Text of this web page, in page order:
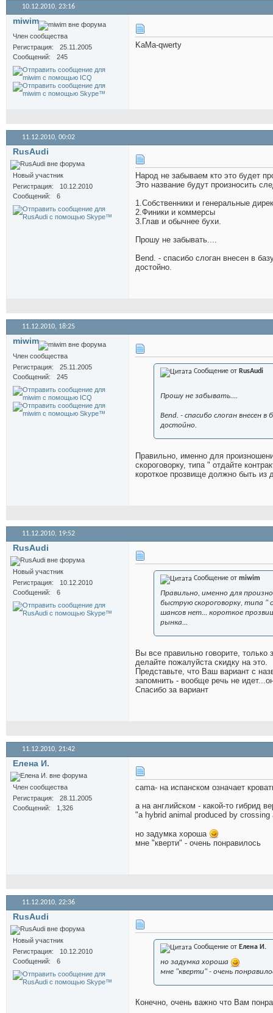
10.12.2010, 23:16
miwim
Член сообщества
Регистрация
25.11.2005
Сообщений
245
KaMa-qwerty
11.12.2010, 00:02
RusAudi
Новый участник
Регистрация
10.12.2010
Сообщений
6
Народ не забываем кто это будет
Это название будут произносить
1.Собственники и генеральные
2.Финики и коммерсы
3.Глав и обычнее бухи.
Прошу не забывать....
Bend. - спасибо слоган внесен в
достойно.
11.12.2010, 18:25
miwim
Член сообщества
Регистрация
25.11.2005
Сообщений
245
Сообщение от RusAudi
Прошу не забывать....
Bend. - спасибо слоган внесен в
достойно.
Правильно, именно для
скороговорку, типа " отдайте
короткое прозвище должно быть из
11.12.2010, 19:52
RusAudi
Новый участник
Регистрация
10.12.2010
Сообщений
6
Сообщение от miwim
Правильно, именно для
быструю скороговорку, типа
шансов нет... короткое
рынка...
Вы все правильно говорите,
делайте пожалуйста скидку на это.
Представьте, что Ваш вариант с
запомнить - вообще речь не
Спасибо за вариант
11.12.2010, 21:42
Елена И.
Член сообщества
Регистрация
28.11.2005
Сообщений
1,326
cama- на испанском означает
а на английском - какой-то гибрид
"a hybrid animal produced by
но задумка хороша
мне "кверти" - очень понравилось
11.12.2010, 22:36
RusAudi
Новый участник
Регистрация
10.12.2010
Сообщений
6
Сообщение от Елена И.
но задумка хороша
мне "кверти" - очень
Конечно, очень важно что Вам